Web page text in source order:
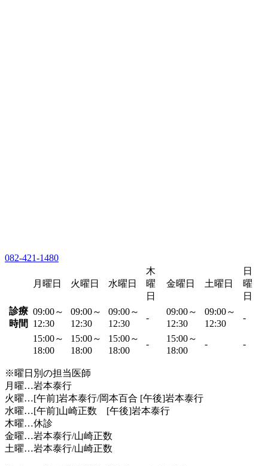
082-421-1480
月曜日 火曜日 水曜日
木
曜
日
金曜日 土曜日
日
曜
日
診療
時間
09:00～
12:30
09:00～
12:30
09:00～
12:30
-
09:00～
12:30
09:00～
12:30
-
15:00～
18:00
15:00～
18:00
15:00～
18:00
-
15:00～
18:00
- -
※曜日別の担当医師
月曜…岩本泰行
火曜…[午前]岩本泰行/岡本百合 [午後]岩本泰行
水曜…[午前]山崎正数 [午後]岩本泰行
木曜…休診
金曜…岩本泰行/山崎正数
土曜…岩本泰行/山崎正数